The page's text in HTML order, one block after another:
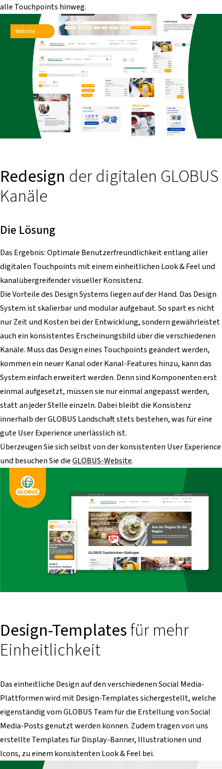
alle Touchpoints hinweg.
Redesign der digitalen GLOBUS
Kanäle
Die Lösung
Das Ergebnis: Optimale Benutzerfreundlichkeit entlang aller
digitalen Touchpoints mit einem einheitlichen Look & Feel und
kanalübergreifender visueller Konsistenz.
Die Vorteile des Design Systems liegen auf der Hand. Das Design
System ist skalierbar und modular aufgebaut. So spart es nicht
nur Zeit und Kosten bei der Entwicklung, sondern gewährleistet
auch ein konsistentes Erscheinungsbild über die verschiedenen
Kanäle. Muss das Design eines Touchpoints geändert werden,
kommen ein neuer Kanal oder Kanal-Features hinzu, kann das
System einfach erweitert werden. Denn sind Komponenten erst
einmal aufgesetzt, müssen sie nur einmal angepasst werden,
statt an jeder Stelle einzeln. Dabei bleibt die Konsistenz
innerhalb der GLOBUS Landschaft stets bestehen, was für eine
gute User Experience unerlässlich ist.
Überzeugen Sie sich selbst von der konsistenten User Experience
und besuchen Sie dieGLOBUS-Website.
Design-Templatesfür mehr
Einheitlichkeit
Das einheitliche Design auf den verschiedenen Social Media-
Plattformen wird mit Design-Templates sichergestellt, welche
eigenständig vom GLOBUS Team für die Erstellung von Social
Media-Posts genutzt werden können. Zudem tragen von uns
erstellte Templates für Display-Banner, Illustrationen und
Icons, zu einem konsistenten Look & Feel bei.